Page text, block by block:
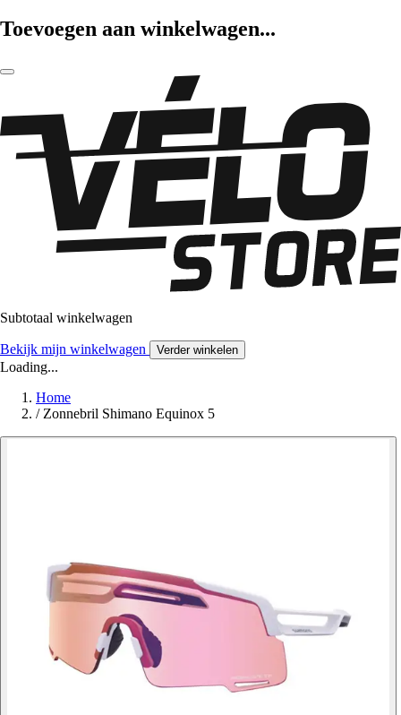
Toevoegen aan winkelwagen...
Subtotaal winkelwagen
Bekijk mijn winkelwagen Verder winkelen
Loading...
Home
/ Zonnebril Shimano Equinox 5